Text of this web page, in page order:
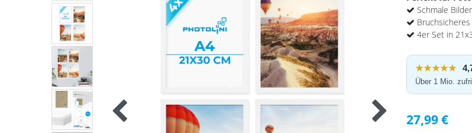
Schmale
Bruchsicheres
4er Set in
★★★★★
Über 1 Mio.
27,99 €